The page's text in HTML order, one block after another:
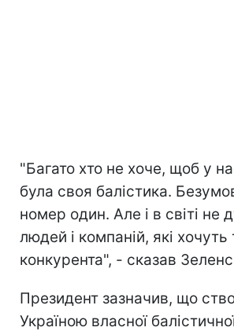
"Багато хто не хоче, щоб у
була своя балістика.
номер один. Але і в світі не
людей і компаній, які хочуть
конкурента", - сказав
Президент зазначив, що
Україною власної